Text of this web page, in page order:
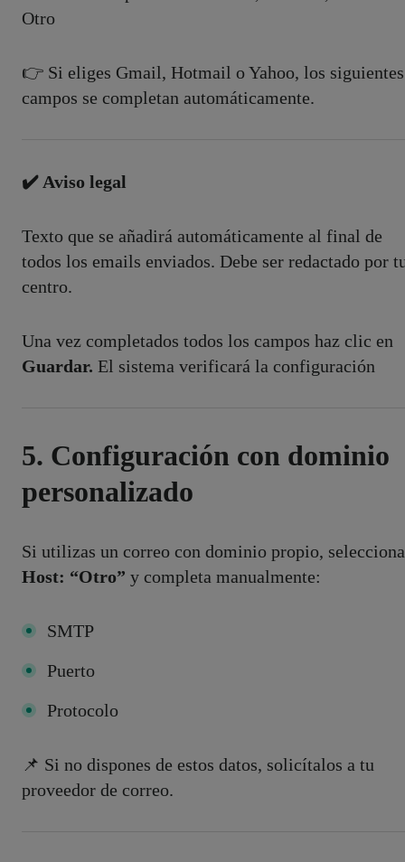
Otro
👉 Si eliges Gmail, Hotmail o Yahoo, los siguientes
campos se completan automáticamente.
✔️ Aviso legal
Texto que se añadirá automáticamente al final de
todos los emails enviados. Debe ser redactado por
centro.
Una vez completados todos los campos haz clic en
Guardar. El sistema verificará la configuración
5. Configuración con dominio
personalizado
Si utilizas un correo con dominio propio, selecciona
Host: “Otro” y completa manualmente:
SMTP
Puerto
Protocolo
📌 Si no dispones de estos datos, solicítalos a tu
proveedor de correo.